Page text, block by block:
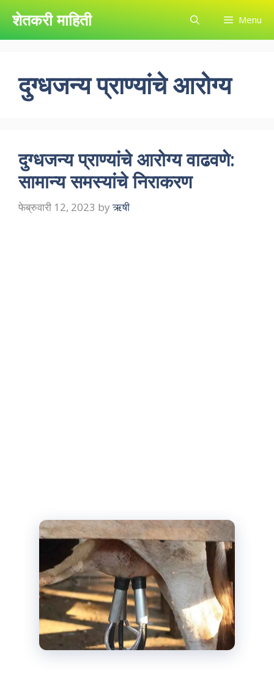
content
शेतकरी माहिती Menu
दुग्धजन्य प्राण्यांचे आरोग्य
दुग्धजन्य प्राण्यांचे आरोग्य वाढवणे:
सामान्य समस्यांचे निराकरण
फेब्रुवारी 12, 2023 byऋषी